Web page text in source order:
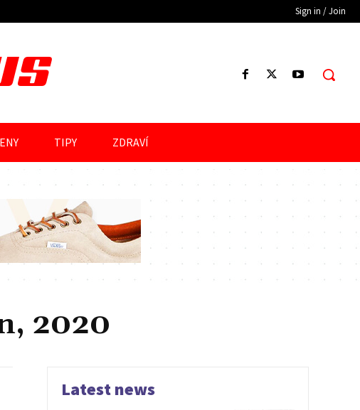
Sign in / Join
TIPY ZDRAVÍ
2020
Latest news